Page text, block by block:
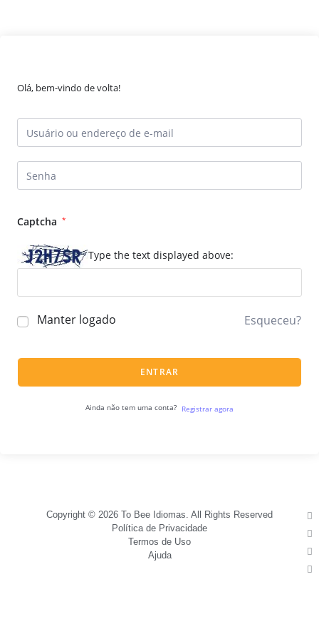
Olá, bem-vindo de volta!
Captcha *
Type the text displayed above:
Manter logado Esqueceu?
ENTRAR
Ainda não tem uma conta? Registrar agora
Copyright © 2026 To Bee Idiomas. All Rights Reserved
Política de Privacidade
Termos de Uso
Ajuda